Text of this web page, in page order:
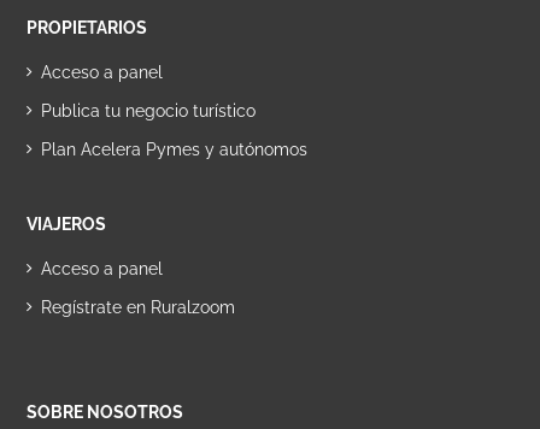
PROPIETARIOS
Acceso a panel
Publica tu negocio turístico
Plan Acelera Pymes y autónomos
VIAJEROS
Acceso a panel
Regístrate en Ruralzoom
SOBRE NOSOTROS